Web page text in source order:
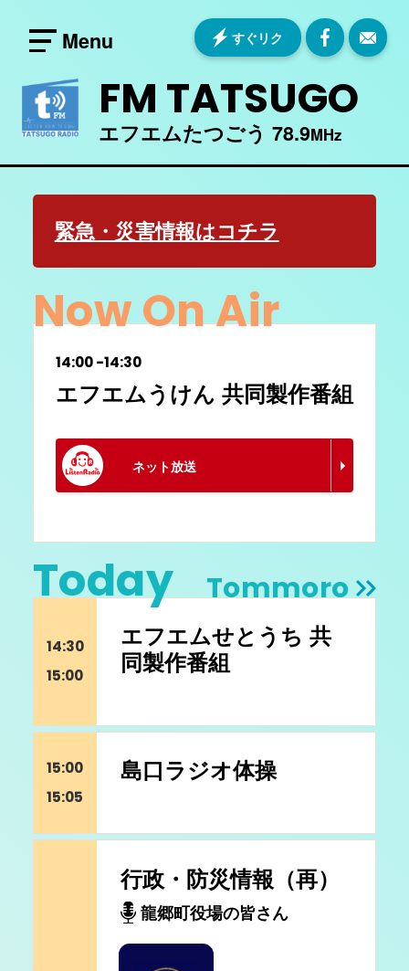
FM TATSUGO
エフエムたつごう 78.9MHz
すぐリク
緊急・災害情報はコチラ
Now On Air
14:00-14:30
エフエムうけん 共同製作番組
ネット放送
Today Tommoro
14:30
15:00
エフエムせとうち 共
同製作番組
15:00
15:05
島口ラジオ体操
行政・防災情報（再）
龍郷町役場の皆さん